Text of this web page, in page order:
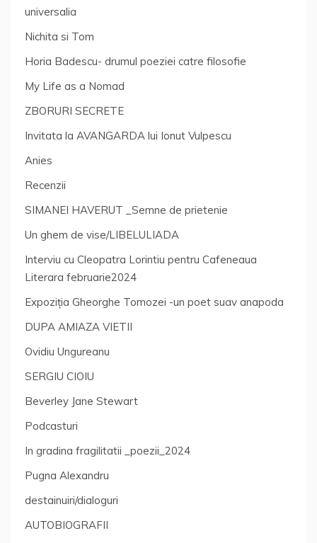
universalia
Nichita si Tom
Horia Badescu- drumul poeziei catre filosofie
My Life as a Nomad
ZBORURI SECRETE
Invitata la AVANGARDA lui Ionut Vulpescu
Anies
Recenzii
SIMANEI HAVERUT _Semne de prietenie
Un ghem de vise/LIBELULIADA
Interviu cu Cleopatra Lorintiu pentru Cafeneaua
Literara februarie2024
Expoziția Gheorghe Tomozei -un poet suav anapoda
DUPA AMIAZA VIETII
Ovidiu Ungureanu
SERGIU CIOIU
Beverley Jane Stewart
Podcasturi
In gradina fragilitatii _poezii_2024
Pugna Alexandru
destainuiri/dialoguri
AUTOBIOGRAFII